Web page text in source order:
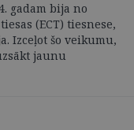
gadam bija no
(ECT) tiesnese,
Izceļot šo veikumu,
jaunu